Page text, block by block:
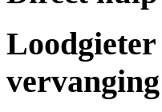
Loodgieter